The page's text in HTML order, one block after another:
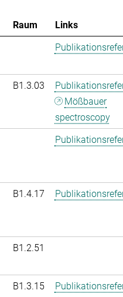
Raum
Links
B1.3.03
Mößbauer
spectroscopy
B1.4.17
B1.2.51
B1.3.15